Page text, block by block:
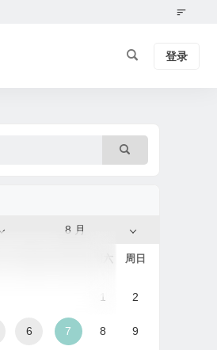
登录
8 月
周六 周日
1 2
6 7 8 9